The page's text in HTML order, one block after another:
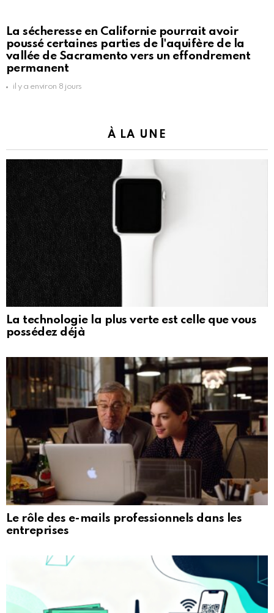
La sécheresse en Californie pourrait avoir
poussé certaines parties de l'aquifère de la
vallée de Sacramento vers un effondrement
permanent
il y a environ 8 jours
À LA UNE
La technologie la plus verte est celle que vous
possédez déjà
Le rôle des e-mails professionnels dans les
entreprises